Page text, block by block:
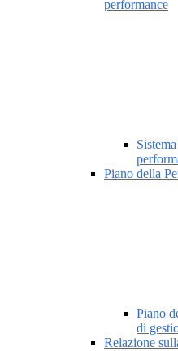
performance
Piano della
Piano
di
Relazione